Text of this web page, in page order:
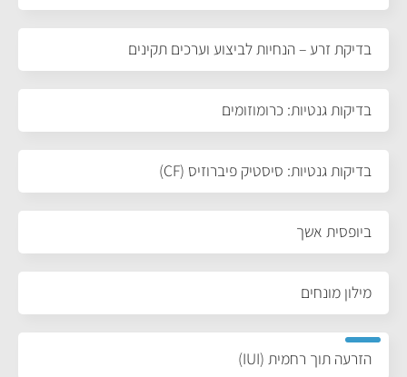
בדיקת זרע – הנחיות לביצוע וערכים תקינים
בדיקות גנטיות: כרומוזומים
בדיקות גנטיות: סיסטיק פיברוזיס (CF)
ביופסית אשך
מילון מונחים
הזרעה תוך רחמית (IUI)